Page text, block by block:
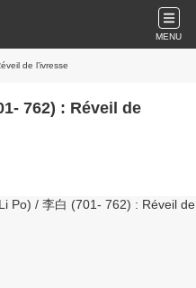
MENU
de l’ivresse
762) : Réveil de